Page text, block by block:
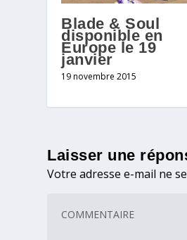
Blade & Soul
disponible en
Europe le 19
janvier
19 novembre 2015
Laisser une
Votre adresse e-mail ne